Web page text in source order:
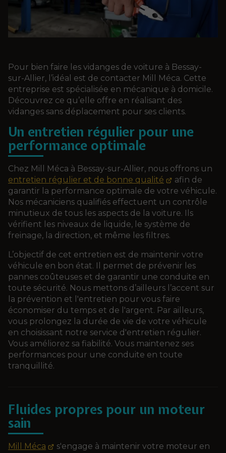
Pour bien faire les vidanges de voiture à Bessay-
sur-Allier, l’idéal est de contacter Mill Méca. Cette
entreprise est spécialisée en mécanique à domicile.
Découvrez ce qu’elle offre en réalisant des
vidanges sans déplacement pour ses clients.
Un entretien régulier pour une
performance optimale
Chez Mill Méca à Bessay-sur-Allier, nous offrons un
entretien régulier et de bonne qualité
afin de
garantir la performance optimale de votre véhicule.
Nos mécaniciens qualifiés effectuent un contrôle
minutieux de tous les aspects de la voiture. Ils
vérifient les niveaux de liquide, le système de
freinage, la direction, et même les filtres.
L’objectif de cet entretien est de maintenir votre
véhicule en bon état. Il permet de prévenir les
pannes coûteuses et de garantir une conduite en
toute sécurité. Nous mettons d’ailleurs l’accent sur
la prévention et l'entretien pour vous faire
économiser du temps et de l'argent. Par ailleurs,
vous prolongez la durée de vie de votre véhicule
en choisissant notre service d'entretien régulier.
Vous améliorez sa fiabilité. Vous maintenez ses
performances pour une conduite en toute
tranquillité.
Fluides propres pour un moteur
sain
Mill Méca
s'engage à maintenir votre moteur en